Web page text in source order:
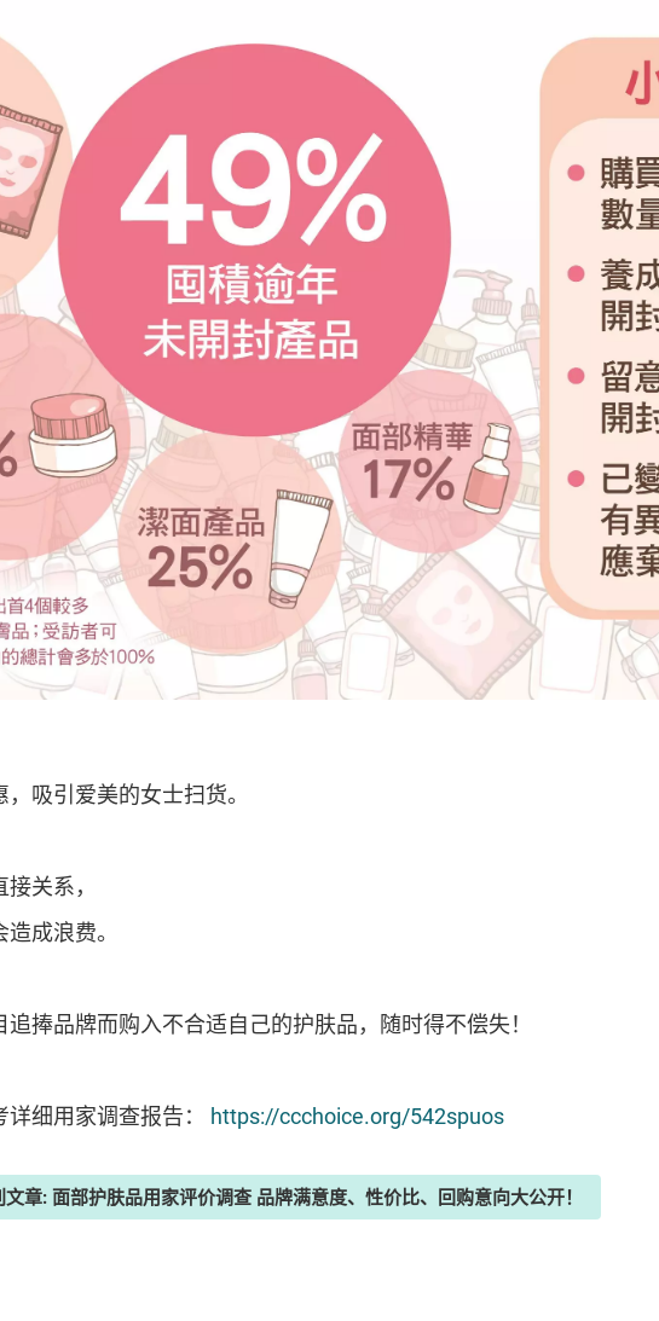
吸引爱美的女士扫货。
关系，
成浪费。
捧品牌而购入不合适自己的护肤品，随时得不偿失！
细用家调查报告： https://ccchoice.org/542spuos
章: 面部护肤品用家评价调查 品牌满意度、性价比、回购意向大公开！